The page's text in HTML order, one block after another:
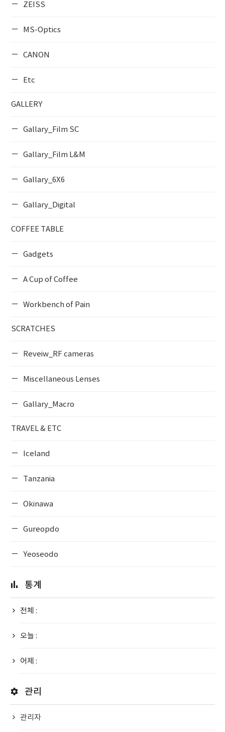
ZEISS
MS-Optics
CANON
Etc
GALLERY
Gallary_Film SC
Gallary_Film L&M
Gallary_6X6
Gallary_Digital
COFFEE TABLE
Gadgets
A Cup of Coffee
Workbench of Pain
SCRATCHES
Reveiw_RF cameras
Miscellaneous Lenses
Gallary_Macro
TRAVEL & ETC
Iceland
Tanzania
Okinawa
Gureopdo
Yeoseodo
통계
전체 :
오늘 :
어제 :
관리
관리자